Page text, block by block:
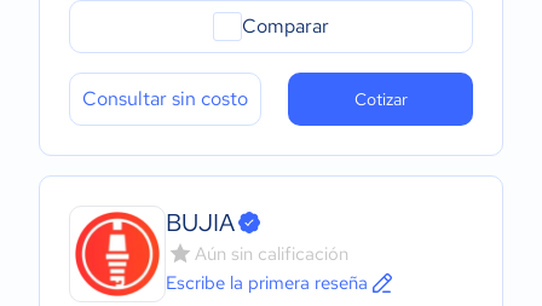
Comparar
Consultar sin costo Cotizar
BUJIA
Aún sin calificación
Escribe la primera reseña